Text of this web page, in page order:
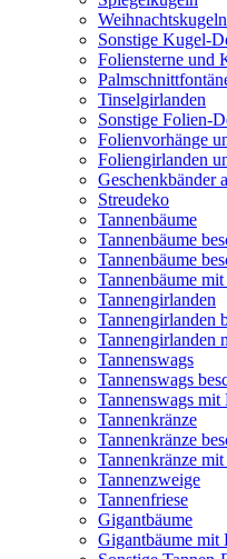
Sonstige Kugel-
Foliensterne und
Tinselgirlanden
Sonstige Folien-
Folienvorhänge
Foliengirlanden
Geschenkbänder
Streudeko
Tannenbäume
Tannenbäume
Tannenbäume
Tannenbäume
Tannengirlanden
Tannengirlanden
Tannengirlanden
Tannenswags
Tannenswags
Tannenswags
Tannenkränze
Tannenkränze
Tannenkränze
Tannenzweige
Tannenfriese
Gigantbäume
Gigantbäume